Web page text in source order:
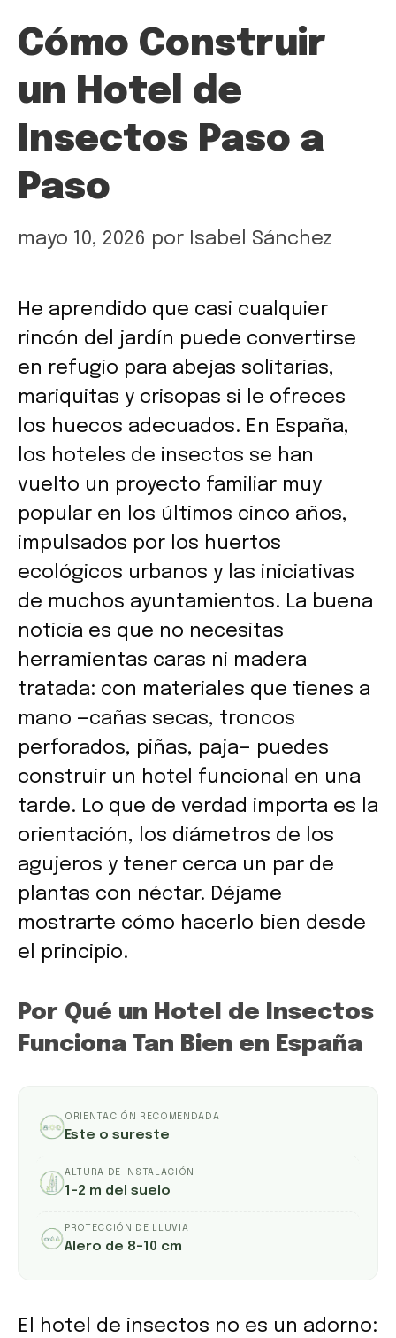
Cómo Construir
un Hotel de
Insectos Paso a
Paso
mayo 10, 2026 por Isabel Sánchez
He aprendido que casi cualquier
rincón del jardín puede convertirse
en refugio para abejas solitarias,
mariquitas y crisopas si le ofreces
los huecos adecuados. En España,
los hoteles de insectos se han
vuelto un proyecto familiar muy
popular en los últimos cinco años,
impulsados por los huertos
ecológicos urbanos y las iniciativas
de muchos ayuntamientos. La buena
noticia es que no necesitas
herramientas caras ni madera
tratada: con materiales que tienes a
mano —cañas secas, troncos
perforados, piñas, paja— puedes
construir un hotel funcional en una
tarde. Lo que de verdad importa es la
orientación, los diámetros de los
agujeros y tener cerca un par de
plantas con néctar. Déjame
mostrarte cómo hacerlo bien desde
el principio.
Por Qué un Hotel de Insectos
Funciona Tan Bien en España
ORIENTACIÓN RECOMENDADA
Este o sureste
ALTURA DE INSTALACIÓN
1–2 m del suelo
PROTECCIÓN DE LLUVIA
Alero de 8–10 cm
El hotel de insectos no es un adorno: